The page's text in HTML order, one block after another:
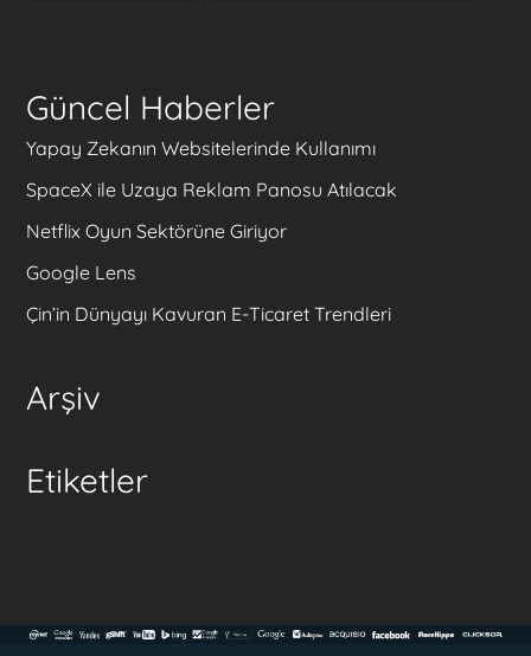
Güncel Haberler
Yapay Zekanın Websitelerinde Kullanımı
SpaceX ile Uzaya Reklam Panosu Atılacak
Netflix Oyun Sektörüne Giriyor
Google Lens
Çin’in Dünyayı Kavuran E-Ticaret Trendleri
Arşiv
Etiketler